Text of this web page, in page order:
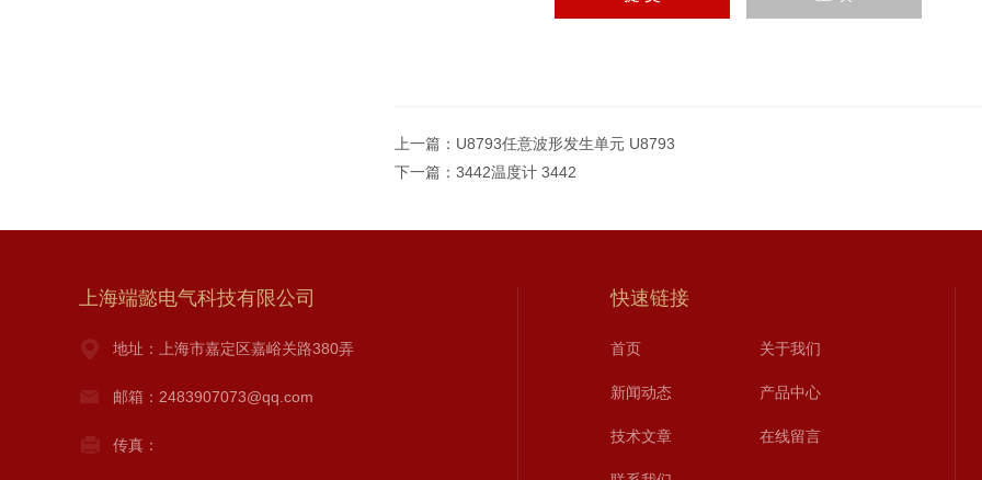
上一篇： U8793任意波形发生单元 U8793
下一篇： 3442温度计 3442
上海端懿电气科技有限公司
地址：上海市嘉定区嘉峪关路380弄
邮箱：2483907073@qq.com
传真：
快速链接
首页 关于我们
新闻动态 产品中心
技术文章 在线留言